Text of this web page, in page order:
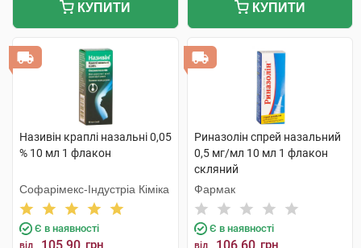
КУПИТИ КУПИТИ
Називін краплі назальні 0,05
% 10 мл 1 флакон
Софарімекс-Індустріа Кіміка
Є в наявності
від грн
Риназолін спрей назальний
0,5 мг/мл 10 мл 1 флакон
скляний
Фармак
Є в наявності
від грн